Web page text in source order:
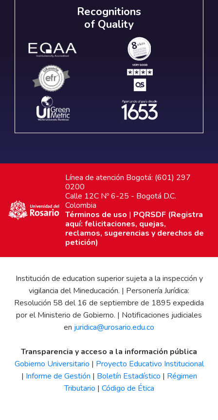
Recognitions
of Quality
Línea de atención Bogotá: (601) 297
0200
Calle 12C Nº 6-25 - Bogotá D.C.
Colombia
Términos de uso | PQRSDF (Registra
aquí: felicitaciones, quejas,
reclamos, sugerencias y derechos de
petición)
Institución de education superior sujeta a la inspección y
vigilancia del Mineducación. | Personería Jurídica:
Resolución 58 del 16 de septiembre de 1895 expedida
por el Ministerio de Gobierno. | Notificaciones judiciales
en juridica@urosario.edu.co
Transparencia y acceso a la información pública
Gobierno Universitario | Proyecto Educativo Institucional
| Informe de Gestión | Boletín Estadístico | Régimen
Tributario | Código de Ética